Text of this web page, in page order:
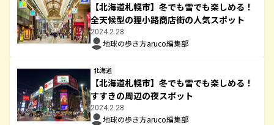
【北海道札幌市】冬でも雪でも楽しめる！
全天候型の狸小路商店街の人気スポット
2024.2.28
地球の歩き方aruco編集部
北海道
【北海道札幌市】冬でも雪でも楽しめる！
すすきの周辺の夜スポット
2024.2.28
地球の歩き方aruco編集部